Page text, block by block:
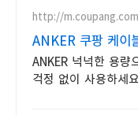
http://m.coupang.com
ANKER 쿠팡 케이
맥세이프
ANKER 넉넉한 용량
걱정 없이 사용하세